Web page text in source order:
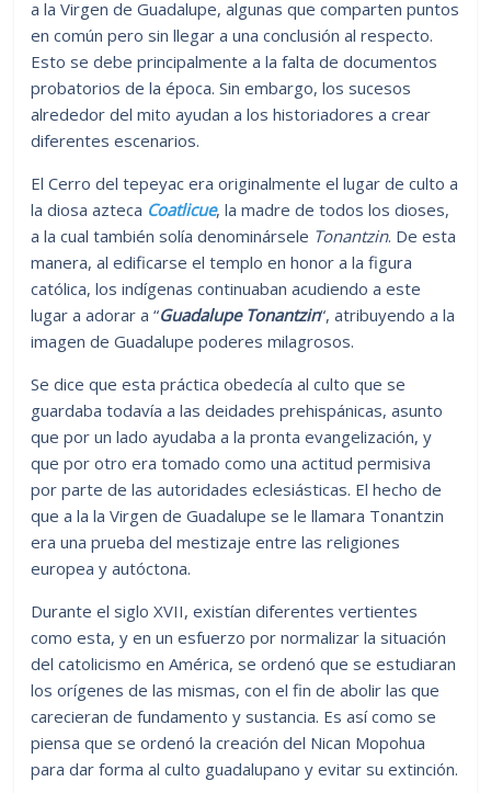
a la Virgen de Guadalupe, algunas que comparten puntos
en común pero sin llegar a una conclusión al respecto.
Esto se debe principalmente a la falta de documentos
probatorios de la época. Sin embargo, los sucesos
alrededor del mito ayudan a los historiadores a crear
diferentes escenarios.
El Cerro del tepeyac era originalmente el lugar de culto a
la diosa azteca Coatlicue, la madre de todos los dioses,
a la cual también solía denominársele Tonantzin. De esta
manera, al edificarse el templo en honor a la figura
católica, los indígenas continuaban acudiendo a este
lugar a adorar a “Guadalupe Tonantzin“, atribuyendo a la
imagen de Guadalupe poderes milagrosos.
Se dice que esta práctica obedecía al culto que se
guardaba todavía a las deidades prehispánicas, asunto
que por un lado ayudaba a la pronta evangelización, y
que por otro era tomado como una actitud permisiva
por parte de las autoridades eclesiásticas. El hecho de
que a la la Virgen de Guadalupe se le llamara Tonantzin
era una prueba del mestizaje entre las religiones
europea y autóctona.
Durante el siglo XVII, existían diferentes vertientes
como esta, y en un esfuerzo por normalizar la situación
del catolicismo en América, se ordenó que se estudiaran
los orígenes de las mismas, con el fin de abolir las que
carecieran de fundamento y sustancia. Es así como se
piensa que se ordenó la creación del Nican Mopohua
para dar forma al culto guadalupano y evitar su extinción.